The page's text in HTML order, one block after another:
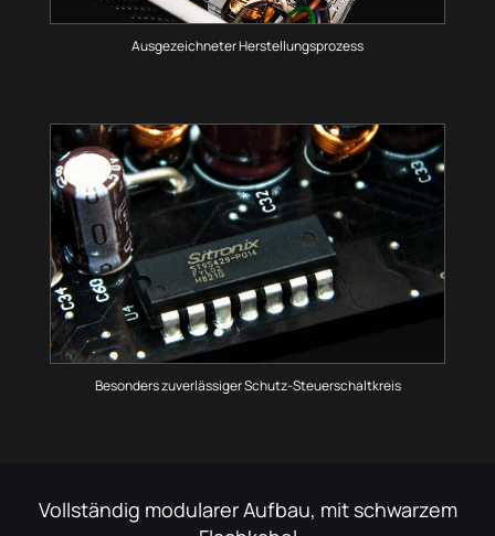
Ausgezeichneter Herstellungsprozess
Besonders zuverlässiger Schutz-Steuerschaltkreis
Vollständig modularer Aufbau, mit schwarzem